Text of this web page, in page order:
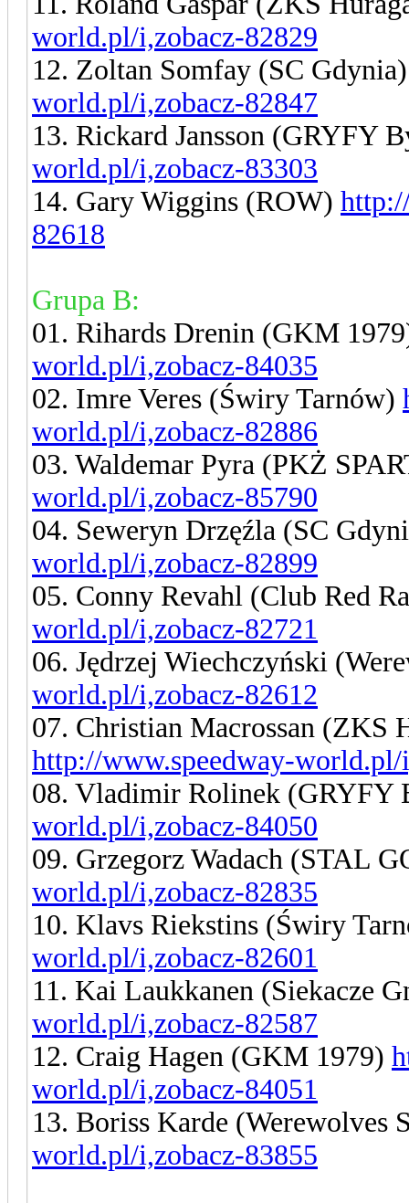
world.pl/i,zobacz-82829
12. Zoltan Somfay (SC
world.pl/i,zobacz-82847
13. Rickard Jansson (GRYFY
world.pl/i,zobacz-83303
14. Gary Wiggins (ROW)
82618
Grupa B:
01. Rihards Drenin (GKM
world.pl/i,zobacz-84035
02. Imre Veres (Świry Tarnów)
world.pl/i,zobacz-82886
03. Waldemar Pyra (PKŻ
world.pl/i,zobacz-85790
04. Seweryn Drzęźla (SC
world.pl/i,zobacz-82899
05. Conny Revahl (Club Red
world.pl/i,zobacz-82721
06. Jędrzej Wiechczyński
world.pl/i,zobacz-82612
07. Christian Macrossan (ZKS
http://www.speedway-world.pl/
08. Vladimir Rolinek (GRYFY
world.pl/i,zobacz-84050
09. Grzegorz Wadach (STAL
world.pl/i,zobacz-82835
10. Klavs Riekstins (Świry
world.pl/i,zobacz-82601
11. Kai Laukkanen (Siekacze
world.pl/i,zobacz-82587
12. Craig Hagen (GKM 1979)
world.pl/i,zobacz-84051
13. Boriss Karde (Werewolves
world.pl/i,zobacz-83855